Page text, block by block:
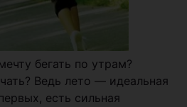
бегать по утрам?
Ведь лето — идеальная
есть сильная